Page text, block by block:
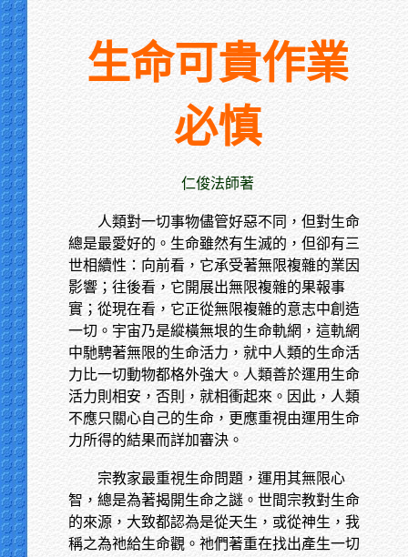
生命可貴作業
必慎
仁俊法師著
人類對一切事物儘管好惡不同，但對生命
總是最愛好的。生命雖然有生滅的，但卻有三
世相續性：向前看，它承受著無限複雜的業因
影響；往後看，它開展出無限複雜的果報事
實；從現在看，它正從無限複雜的意志中創造
一切。宇宙乃是縱橫無垠的生命軌網，這軌網
中馳騁著無限的生命活力，就中人類的生命活
力比一切動物都格外強大。人類善於運用生命
活力則相安，否則，就相衝起來。因此，人類
不應只關心自己的生命，更應重視由運用生命
力所得的結果而詳加審決。
宗教家最重視生命問題，運用其無限心
智，總是為著揭開生命之謎。世間宗教對生命
的來源，大致都認為是從天生，或從神生，我
稱之為祂給生命觀。祂們著重在找出產生一切